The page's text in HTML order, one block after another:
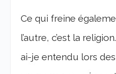
Ce qui freine
l’autre, c’est la
ai-je entendu lors